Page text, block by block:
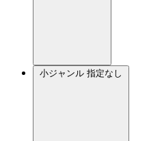
小ジャンル 指定なし